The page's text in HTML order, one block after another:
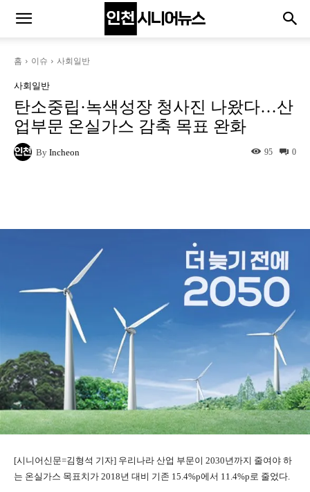
홈 이슈 사회일반
사회일반
탄소중립·녹색성장 청사진 나왔다…산
업부문 온실가스 감축 목표 완화
By Incheon 0
95
[시니어신문=김형석 기자] 우리나라 산업 부문이 2030년까지 줄여야 하
는 온실가스 목표치가 2018년 대비 기존 15.4%p에서 11.4%p로 줄었다.